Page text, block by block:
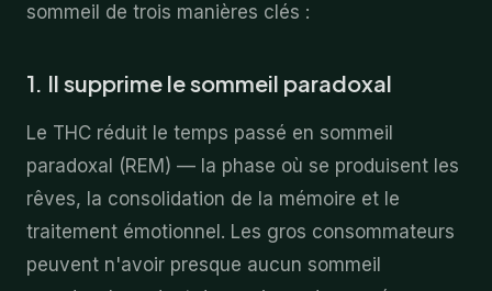
sommeil de trois manières clés :
1. Il supprime le sommeil paradoxal
Le THC réduit le temps passé en sommeil
paradoxal (REM) — la phase où se produisent les
rêves, la consolidation de la mémoire et le
traitement émotionnel. Les gros consommateurs
peuvent n'avoir presque aucun sommeil